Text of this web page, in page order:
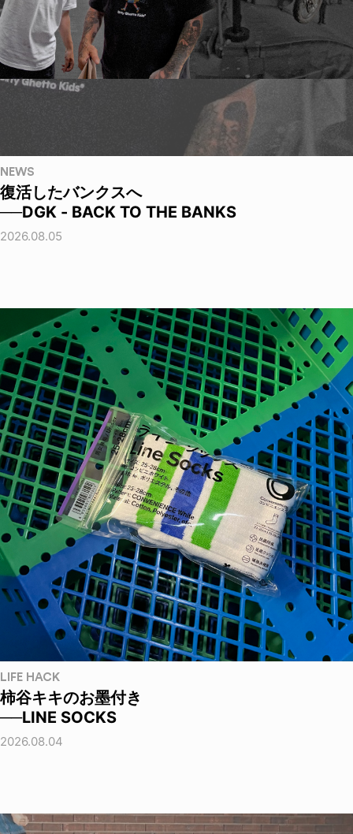
NEWS
復活したバンクスへ
──DGK - BACK TO THE BANKS
2026.08.05
LIFE HACK
柿谷キキのお墨付き
──LINE SOCKS
2026.08.04